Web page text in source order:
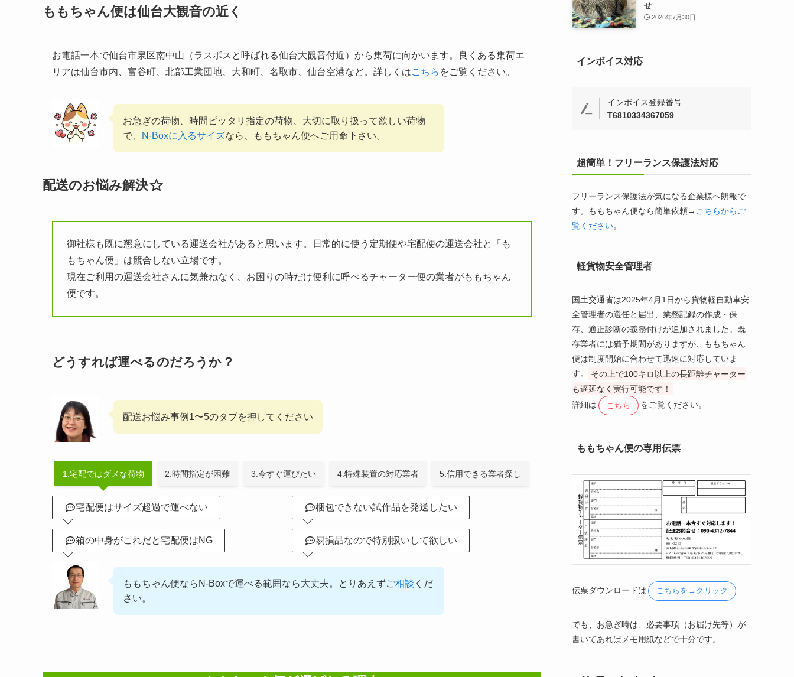
ももちゃん便は仙台大観音の近く
お電話一本で仙台市泉区南中山（ラスボスと呼ばれる仙台大観音付近）から集荷に向かいます。良くある集荷エ
リアは仙台市内、富谷町、北部工業団地、大和町、名取市、仙台空港など。詳しくはこちら をご覧ください。
お急ぎの荷物、時間ピッタリ指定の荷物、大切に取り扱って欲しい荷物
で、
N-Boxに入るサイズなら、ももちゃん便へご用命下さい。
配送のお悩み解決
御社様も既に懇意にしている運送会社があると思います。日常的に使う定期便や宅配便の運送会社と「も
もちゃん便」は競合しない立場です。
現在ご利用の運送会社さんに気兼ねなく、お困りの時だけ便利に呼べるチャーター便の業者がももちゃん
便です。
どうすれば運べるのだろうか？
配送お悩み事例1〜5のタブを押してください
1.宅配ではダメな荷物 2.時間指定が困難 3.今すぐ運びたい 4.特殊装置の対応業者 5.信用できる業者探し
宅配便はサイズ超過で運べない 梱包できない試作品を発送したい
箱の中身がこれだと宅配便はNG 易損品なので特別扱いして欲しい
ももちゃん便ならN-Boxで運べる範囲なら大丈夫。とりあえずご相談 くだ
さい。
せ
2026年7月30日
インボイス対応
インボイス登録番号
T6810334367059
超簡単！フリーランス保護法対応
フリーランス保護法が気になる企業様へ朗報で
す。ももちゃん便なら簡単依頼→ こちらからご
覧ください。
軽貨物安全管理者
国土交通省は2025年4月1日から貨物軽自動車安
全管理者の選任と届出、業務記録の作成・保
存、適正診断の義務付けが追加されました。既
存業者には猶予期間がありますが、ももちゃん
便は制度開始に合わせて迅速に対応していま
す。
その上で100キロ以上の長距離チャーター
も遅延なく実行可能です！
詳細は
こちら をご覧ください。
ももちゃん便の専用伝票
伝票ダウンロードは こちらを→クリック
でも、お急ぎ時は、必要事項（お届け先等）が
書いてあればメモ用紙などで十分です。